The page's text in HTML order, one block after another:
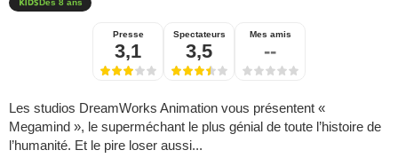
Dès 8 ans
Presse
3,1
Spectateurs
3,5
Mes amis
--
Les studios DreamWorks Animation vous présentent «
Megamind », le superméchant le plus génial de toute l’histoire de
l’humanité. Et le pire loser aussi...